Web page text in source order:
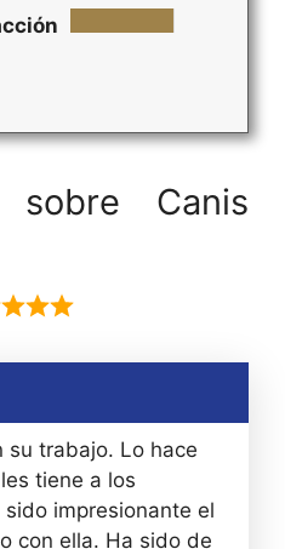
sobre Canis
su trabajo. Lo hace
tiene a los
impresionante el
con ella. Ha sido de